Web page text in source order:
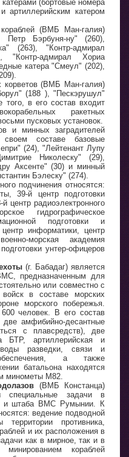
(бортовые номера
катером
(ВМБ Ман-галия)
Петр Бэрбуня-ну" (260),
(263), "Контр-адмирал
"Контр-адмирал Хориа
катера "Смеул" (202),
корветов (ВМБ Ман-галия)
(188 ), "Пескэрушул"
в его состав входит
ракетных
пусковых установок.
и минных заградителей
составе базовые
(24), "Лейтенант Лупу
Николеску" (29),
Аксенте" (30) и минный
Бэлеску" (274).
подчинения относятся:
39-й центр подготовки
центр радиоэлектронного
гидрографическое
подготовки и
информатики, центр
морская академия
унтер-офицеров
(г. Бабадаг) является
предназначенным для
или совместно с
войск в составе морских
морского побережья.
человек. В его состав
две амфибийно-десантные
с плавсредств), две
БТР, артиллерийская и
разведки, связи и
обеспечения, а также
батальона находятся
минометы М82.
(ВМБ Констанца)
специальные задачи в
и штаба ВМС Румынии. К
ведение подводной
территории противника,
и их расположения в
как в мирное, так и в
кораблей